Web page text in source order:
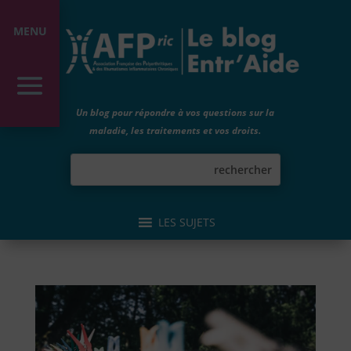
Un blog pour répondre à vos questions sur la
maladie, les traitements et vos droits.
LES SUJETS
MENU